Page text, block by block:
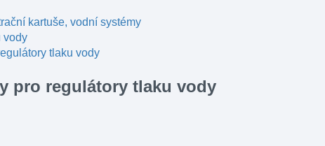
kartuše, vodní systémy
vody
tlaku vody
pro regulátory tlaku vody